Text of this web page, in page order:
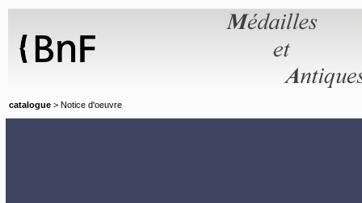
catalogue > Notice d'oeuvre